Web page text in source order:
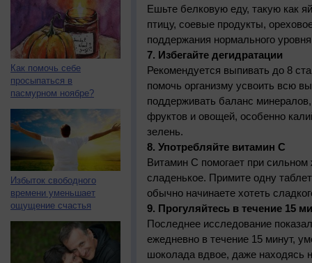
Как помочь себе
просыпаться в
пасмурном ноябре?
Избыток свободного
времени уменьшает
ощущение счастья
Ешьте белковую еду, такую как
птицу, соевые продукты,
поддержания нормального
7. Избегайте дегидратации
Рекомендуется выпивать до 8
помочь организму усвоить всю
поддерживать баланс
фруктов и овощей, особенно
зелень.
8. Употребляйте витамин С
Витамин С помогает при
сладенькое. Примите одну
обычно начинаете хотеть
9. Прогуляйтесь в течение 15
Последнее исследование
ежедневно в течение 15 минут,
шоколада вдвое, даже находясь